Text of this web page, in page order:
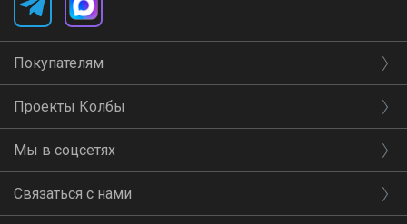
Покупателям
Проекты Колбы
Мы в соцсетях
Связаться с нами